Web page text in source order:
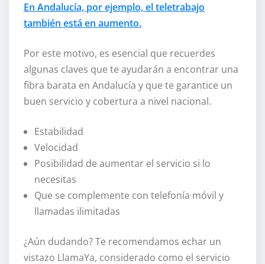
En Andalucía, por ejemplo, el teletrabajo
también está en aumento.
Por este motivo, es esencial que recuerdes
algunas claves que te ayudarán a encontrar una
fibra barata en Andalucía y que te garantice un
buen servicio y cobertura a nivel nacional.
Estabilidad
Velocidad
Posibilidad de aumentar el servicio si lo
necesitas
Que se complemente con telefonía móvil y
llamadas ilimitadas
¿Aún dudando? Te recomendamos echar un
vistazo LlamaYa, considerado como el servicio